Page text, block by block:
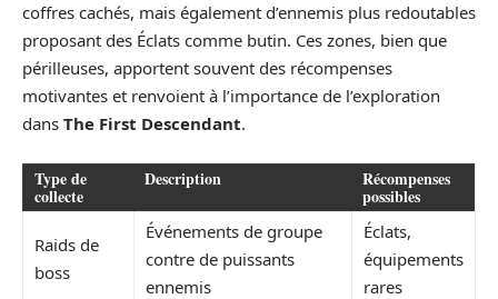
coffres cachés, mais également d’ennemis plus redoutables
proposant des Éclats comme butin. Ces zones, bien que
périlleuses, apportent souvent des récompenses
motivantes et renvoient à l’importance de l’exploration
dans The First Descendant.
Type de
collecte
Description Récompenses
possibles
Raids de
boss
Événements de groupe
contre de puissants
ennemis
Éclats,
équipements
rares